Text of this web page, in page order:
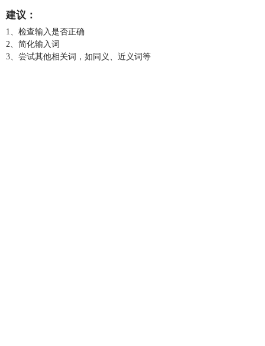
建议：
1、检查输入是否正确
2、简化输入词
3、尝试其他相关词，如同义、近义词等